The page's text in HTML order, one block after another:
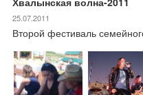
25.07.2011
Второй фестиваль